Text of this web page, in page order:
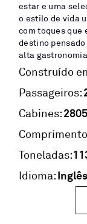
estar e uma
o estilo de vida
com toques que
destino
alta
Construído
Passageiros:
Cabines:2805
Toneladas:
Idioma:Inglês